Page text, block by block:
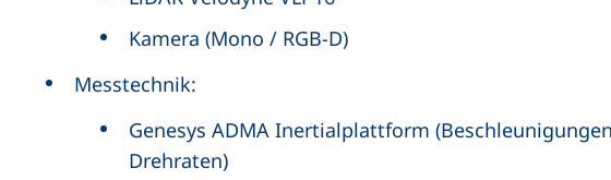
Kamera (Mono / RGB-D)
Messtechnik:
Genesys ADMA Inertialplattform
Drehraten)